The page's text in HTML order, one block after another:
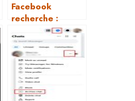
Facebook
recherche :
astuces et
nouveautés